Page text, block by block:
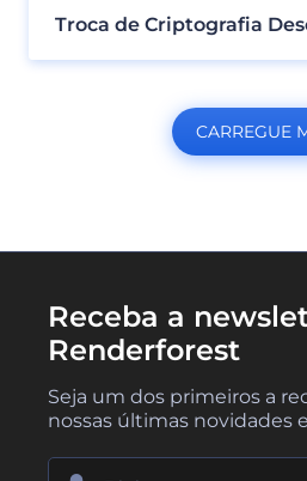
Troca de Criptografia
CARREGUE
Receba a
Renderforest
Seja um dos primeiros a
nossas últimas novidades